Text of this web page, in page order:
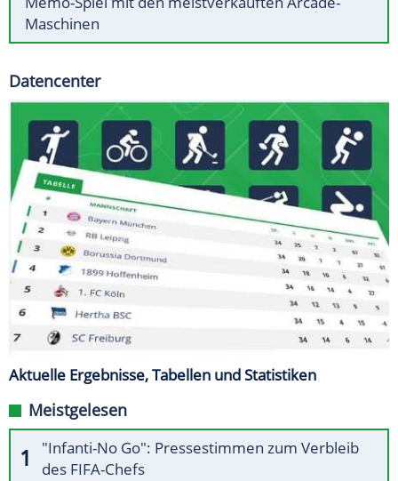
Maschinen
Datencenter
Aktuelle Ergebnisse, Tabellen und Statistiken
Meistgelesen
"Infanti-No Go": Pressestimmen zum Verbleib
des FIFA-Chefs